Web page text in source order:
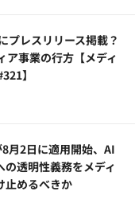
プレスリリース掲載？
ア事業の行方【メディ
】
月2日に適用開始、AI
透明性義務をメディ
止めるべきか